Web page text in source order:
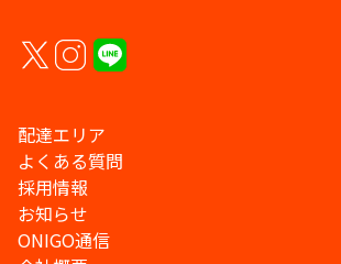
配達エリア
よくある質問
採用情報
お知らせ
ONIGO通信